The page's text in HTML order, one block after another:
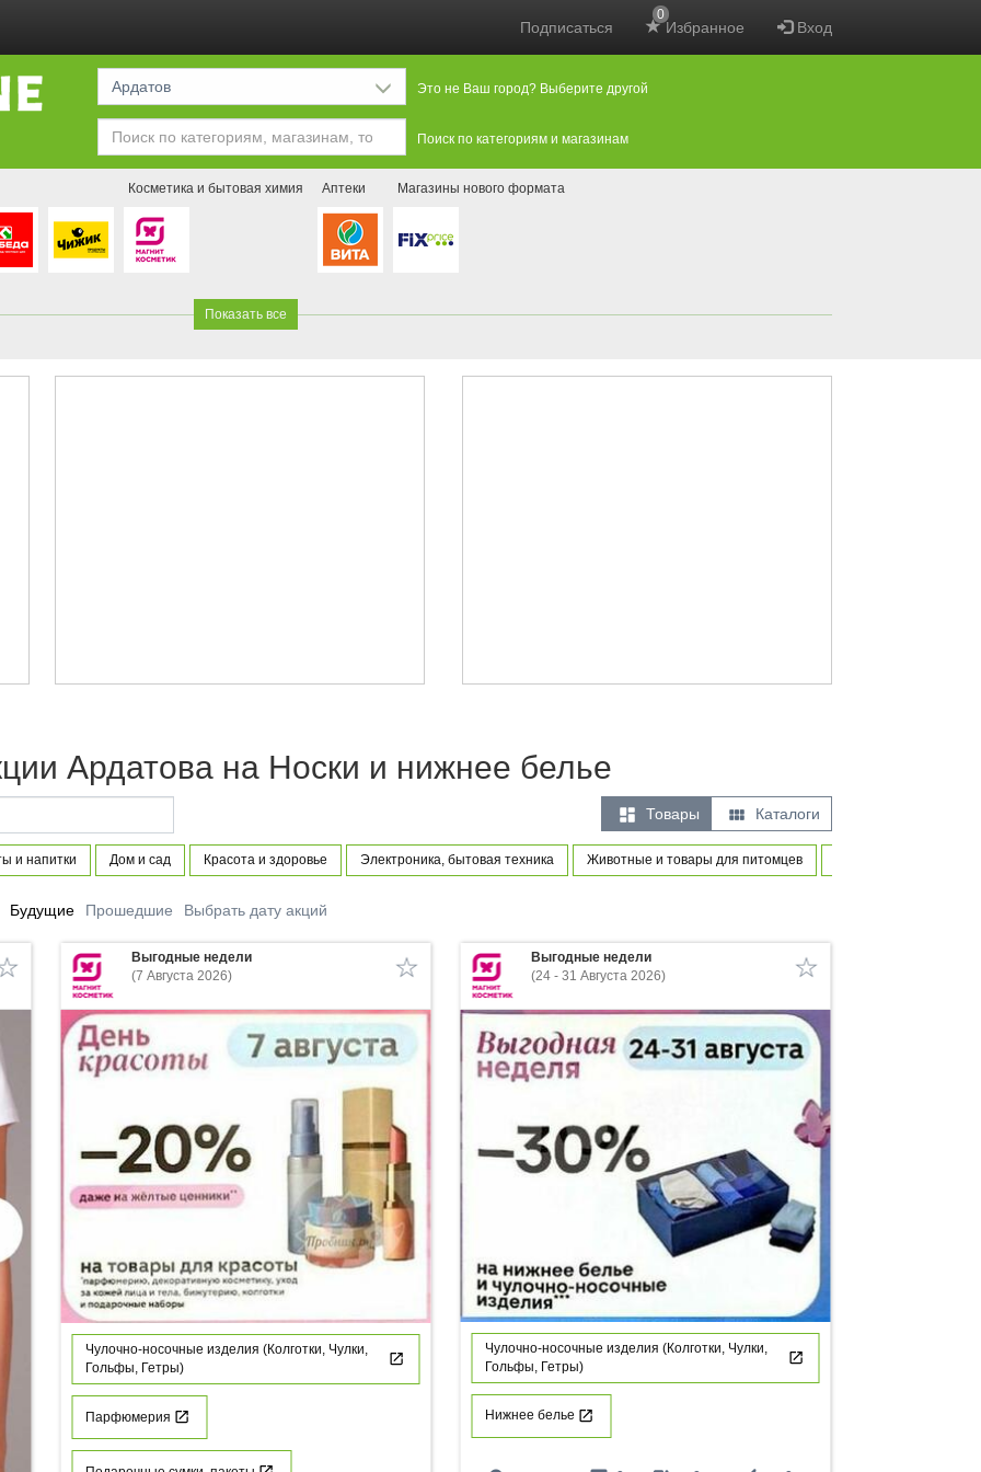
Подписаться Избранное
0
Вход
Ардатов Это не Ваш город? Выберите другой
Поиск по категориям и магазинам
Косметика и бытовая химия Аптеки Магазины нового формата
Показать все
Ардатова на Носки и нижнее белье
 Товары  Каталоги
и напитки Дом и сад Красота и здоровье Электроника, бытовая техника Животные и товары для питомцев
Будущие Прошедшие Выбрать дату акций
Выгодные недели
(7 Августа 2026)
Чулочно-носочные изделия (Колготки, Чулки,
Гольфы, Гетры)
Парфюмерия
Выгодные недели
(24 - 31 Августа 2026)
Чулочно-носочные изделия (Колготки, Чулки,
Гольфы, Гетры)
Нижнее белье